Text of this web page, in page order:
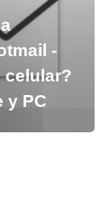
-
celular?
y PC